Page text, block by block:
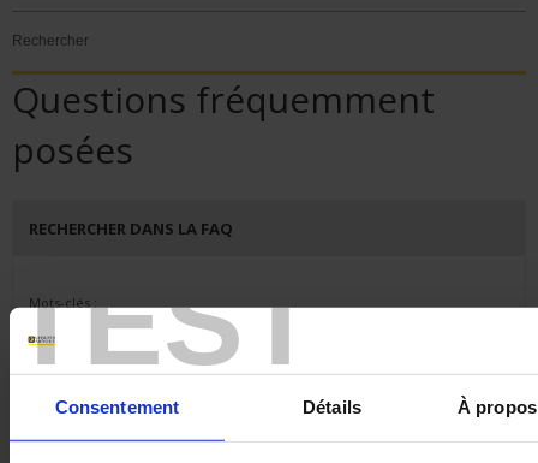
TEST
Consentement Détails À
Rechercher
Questions fréquemment
posées
RECHERCHER DANS LA FAQ
Mots-clés :
Thème :
Catégorie de produit :